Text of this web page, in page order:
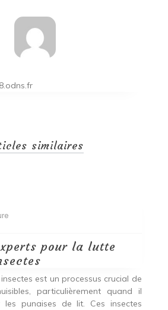
similaires
pour la lutte
est un processus crucial de
particulièrement quand il
les punaises de lit. Ces insectes